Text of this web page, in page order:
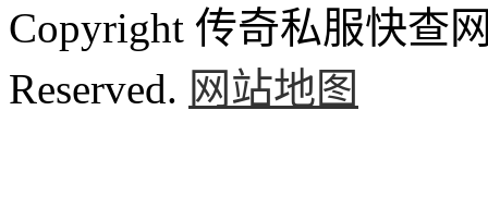
Copyright 传奇私服快查
Reserved. 网站地图